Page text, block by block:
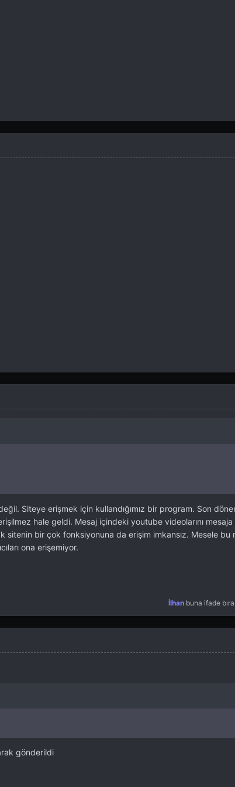
Siteye erişmek için kullandığımız bir program. Son
hale geldi. Mesaj içindeki youtube videolarını mesaja
sitenin bir çok fonksiyonuna da erişim imkansız. Mesele bu
ona erişemiyor.
İlhan buna ifade
gönderildi